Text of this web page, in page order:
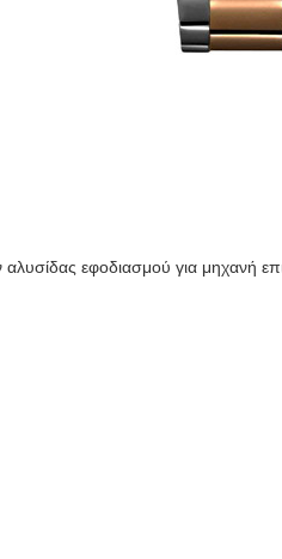
εφοδιασμού για μηχανή